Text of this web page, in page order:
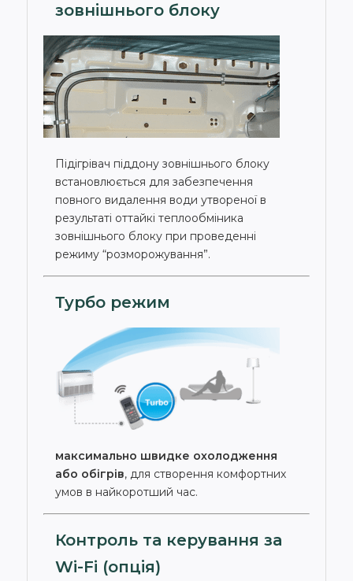
зовнішнього блоку
Підігрівач піддону зовнішнього блоку
встановлюється для забезпечення
повного видалення води утвореної в
результаті оттайкі теплообміника
зовнішнього блоку при проведенні
режиму “розморожування”.
Турбо режим
максимально швидке охолодження
або обігрів, для створення комфортних
умов в найкоротший час.
Контроль та керування за
Wi-Fi (опція)